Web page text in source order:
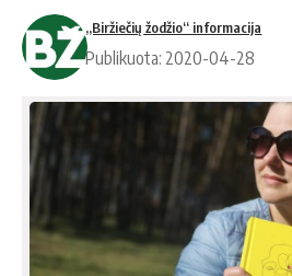
„Biržiečių žodžio“ informacija
Publikuota: 2020-04-28